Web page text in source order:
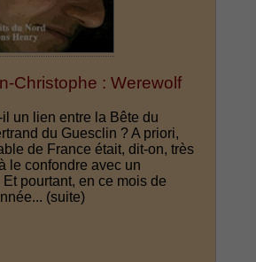
Christophe : Werewolf
un lien entre la Bête du
du Guesclin ? A priori,
de France était, dit-on, très
le confondre avec un
pourtant, en ce mois de
(suite)